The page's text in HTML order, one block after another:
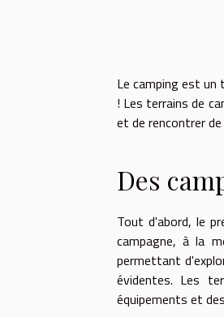
Le camping est un
! Les terrains de
et de rencontrer
Des
Tout d'abord, le
campagne, à la
permettant
évidentes. Les
équipements et